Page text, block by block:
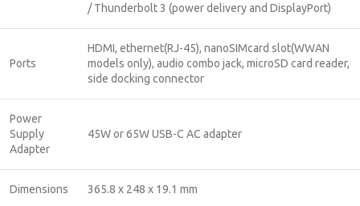
/ Thunderbolt 3 (power delivery and DisplayPort)
Ports
HDMI, ethernet(RJ-45), nanoSIMcard slot(WWAN
models only), audio combo jack, microSD card reader,
side docking connector
Power
Supply
Adapter
45W or 65W USB-C AC adapter
Dimensions 365.8 x 248 x 19.1 mm